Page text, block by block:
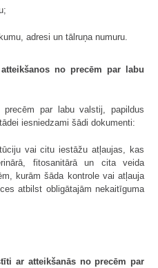
adresi un tālruņa numuru.
no precēm par labu
precēm par labu valstij, papildus
iesniedzami šādi dokumenti:
vai citu iestāžu atļaujas, kas
fitosanitārā un cita veida
kurām šāda kontrole vai atļauja
atbilst obligātajām nekaitīguma
ar atteikšanās no precēm par